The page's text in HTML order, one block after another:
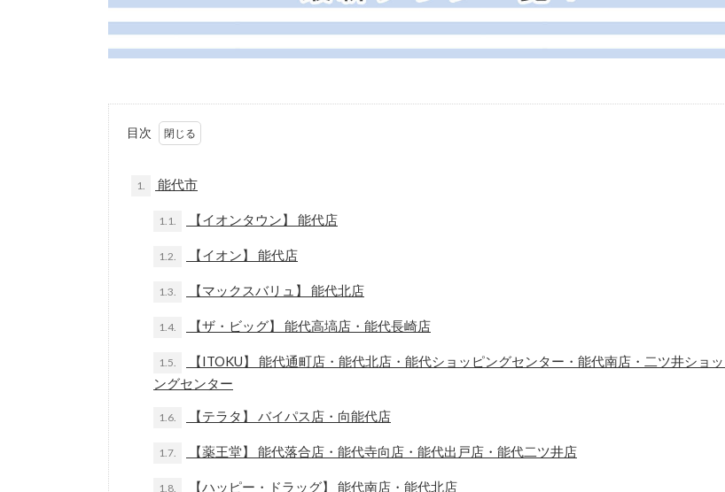
目次
1. 能代市
1.1. 【イオンタウン】 能代店
1.2. 【イオン】 能代店
1.3. 【マックスバリュ】 能代北店
1.4. 【ザ・ビッグ】 能代高塙店・能代長崎店
1.5.
【ITOKU】 能代通町店・能代北店・能代ショッピングセンター・能代南店・二ツ井ショ
ングセンター
1.6. 【テラタ】 バイパス店・向能代店
1.7. 【薬王堂】 能代落合店・能代寺向店・能代出戸店・能代二ツ井店
1.8. 【ハッピー・ドラッグ】 能代南店・能代北店